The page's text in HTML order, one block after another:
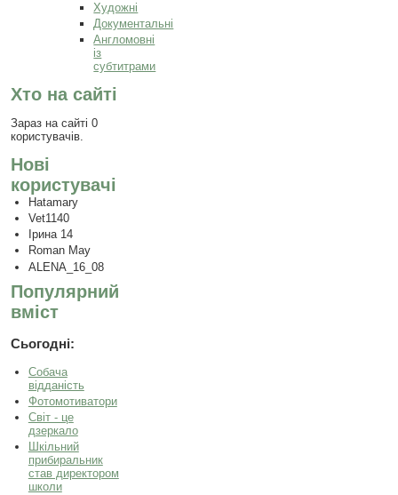
Художні
Документальні
Англомовні
із
субтитрами
Хто на сайті
Зараз на сайті 0
користувачів.
Нові
користувачі
Hatamary
Vet1140
Ірина 14
Roman May
ALENA_16_08
Популярний
вміст
Сьогодні:
Собача
відданість
Фотомотиватори
Світ - це
дзеркало
Шкільний
прибиральник
став директором
школи